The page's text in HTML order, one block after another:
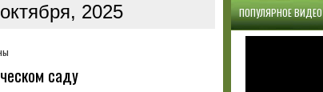
2025
саду
ПОПУЛЯРНОЕ ВИДЕО